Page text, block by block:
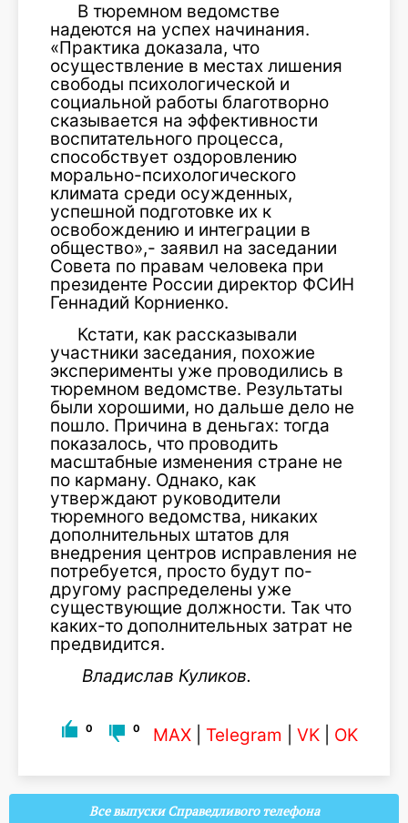
В тюремном ведомстве
надеются на успех начинания.
«Практика доказала, что
осуществление в местах лишения
свободы психологической и
социальной работы благотворно
сказывается на эффективности
воспитательного процесса,
способствует оздоровлению
морально-психологического
климата среди осужденных,
успешной подготовке их к
освобождению и интеграции в
общество»,- заявил на заседании
Совета по правам человека при
президенте России директор ФСИН
Геннадий Корниенко.
Кстати, как рассказывали
участники заседания, похожие
эксперименты уже проводились в
тюремном ведомстве. Результаты
были хорошими, но дальше дело не
пошло. Причина в деньгах: тогда
показалось, что проводить
масштабные изменения стране не
по карману. Однако, как
утверждают руководители
тюремного ведомства, никаких
дополнительных штатов для
внедрения центров исправления не
потребуется, просто будут по-
другому распределены уже
существующие должности. Так что
каких-то дополнительных затрат не
предвидится.
Владислав Куликов.
0 0 MAX Telegram VK OK
Все выпуски Справедливого телефона